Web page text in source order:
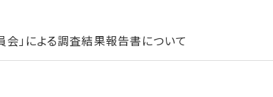
」による調査結果報告書について